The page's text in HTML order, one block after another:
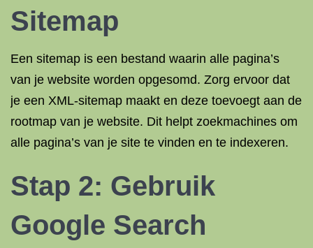
Sitemap
Een sitemap is een bestand waarin alle pagina’s
van je website worden opgesomd. Zorg ervoor dat
je een XML-sitemap maakt en deze toevoegt aan de
rootmap van je website. Dit helpt zoekmachines om
alle pagina’s van je site te vinden en te indexeren.
Stap 2: Gebruik
Google Search